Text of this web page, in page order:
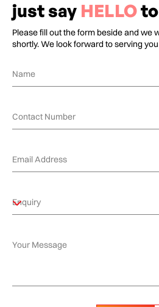
just say HELLO
Please fill out the form beside and we
shortly. We look forward to serving